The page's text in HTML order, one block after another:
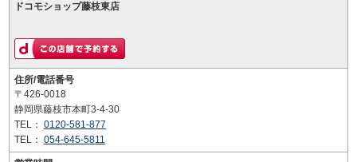
ドコモショップ藤枝東店
住所/電話番号
〒426-0018
静岡県藤枝市本町3-4-30
TEL： 0120-581-877
TEL： 054-645-5811